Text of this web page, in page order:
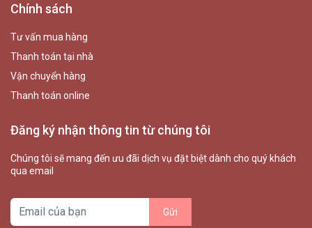
Chính sách
Tư vấn mua hàng
Thanh toán tại nhà
Vận chuyển hàng
Thanh toán online
Đăng ký nhận thông tin từ chúng tôi
Chúng tôi sẽ mang đến ưu đãi dịch vụ đặt biệt dành cho quý khách
qua email